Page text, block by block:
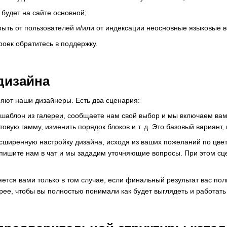
на сайте основной;
от пользователей и/или от индексации неосновные
обратитесь в поддержку.
наши дизайнеры. Есть два сценария:
из галереи , сообщаете нам свой выбор и мы включаем
гамму, изменить порядок блоков и т. д. Это базовый
настройку дизайна, исходя из ваших пожеланий по
нам в чат и мы зададим уточняющие вопросы. При этом
вами только в том случае, если финальный результат вас
чтобы вы полностью понимали как будет выглядеть и